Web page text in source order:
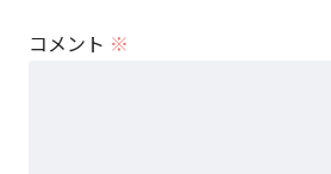
コメント ※